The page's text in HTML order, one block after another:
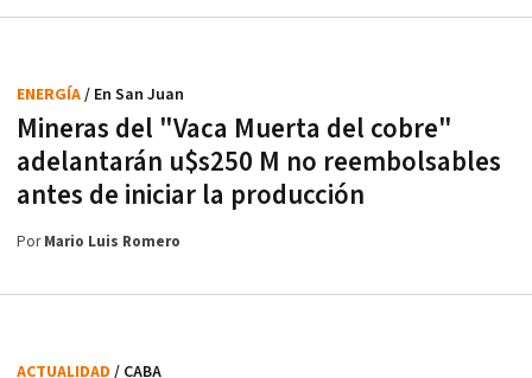
Mineras del "Vaca Muerta del cobre"
adelantarán u$s250 M no reembolsables
antes de iniciar la producción
ENERGÍA/ En San Juan
PorMario Luis Romero
ACTUALIDAD / CABA